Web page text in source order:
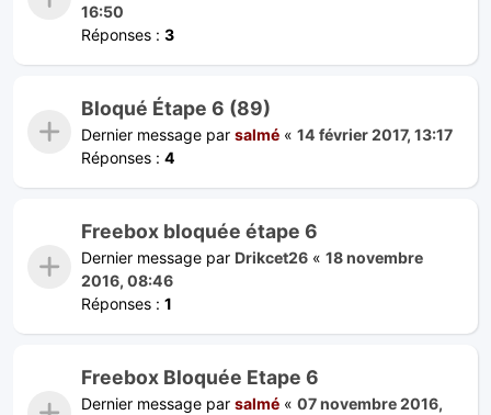
16:50
Réponses : 3
Bloqué Étape 6 (89)
Dernier message par salmé « 14 février 2017, 13:17
Réponses : 4
Freebox bloquée étape 6
Dernier message par Drikcet26 « 18 novembre
2016, 08:46
Réponses : 1
Freebox Bloquée Etape 6
Dernier message par salmé « 07 novembre 2016,